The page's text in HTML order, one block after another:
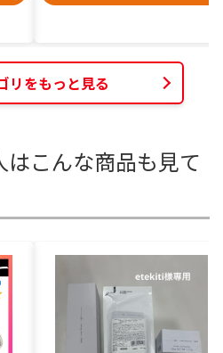
リをもっと見る
はこんな商品も見て